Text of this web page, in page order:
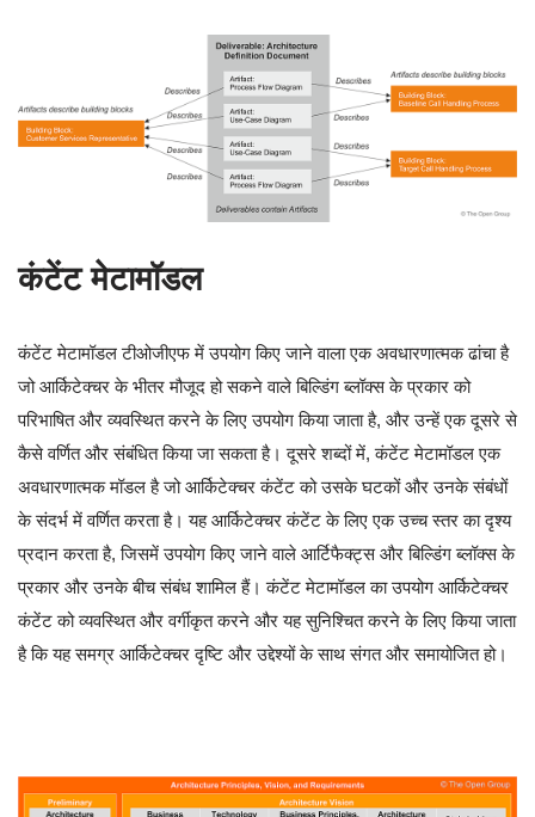
कंटेंट मेटामॉडल
कंटेंट मेटामॉडल टीओजीएफ में उपयोग किए जाने वाला एक अवधारणात्मक ढांचा है
जो आर्किटेक्चर के भीतर मौजूद हो सकने वाले बिल्डिंग ब्लॉक्स के प्रकार को
परिभाषित और व्यवस्थित करने के लिए उपयोग किया जाता है, और उन्हें एक दूसरे से
कैसे वर्णित और संबंधित किया जा सकता है। दूसरे शब्दों में, कंटेंट मेटामॉडल एक
अवधारणात्मक मॉडल है जो आर्किटेक्चर कंटेंट को उसके घटकों और उनके संबंधों
के संदर्भ में वर्णित करता है। यह आर्किटेक्चर कंटेंट के लिए एक उच्च स्तर का दृश्य
प्रदान करता है, जिसमें उपयोग किए जाने वाले आर्टिफैक्ट्स और बिल्डिंग ब्लॉक्स के
प्रकार और उनके बीच संबंध शामिल हैं। कंटेंट मेटामॉडल का उपयोग आर्किटेक्चर
कंटेंट को व्यवस्थित और वर्गीकृत करने और यह सुनिश्चित करने के लिए किया जाता
है कि यह समग्र आर्किटेक्चर दृष्टि और उद्देश्यों के साथ संगत और समायोजित हो।